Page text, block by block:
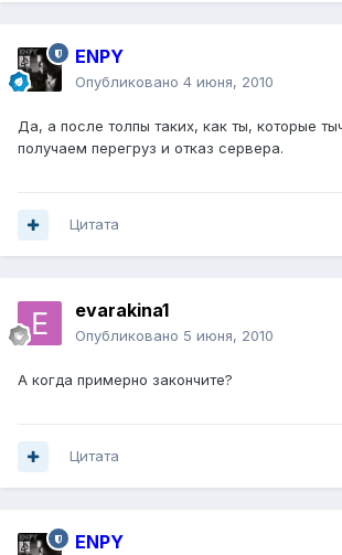
ENPY
Опубликовано 4 июня, 2010
Да, а после толпы таких, как ты, которые
получаем перегруз и отказ сервера.
Цитата
evarakina1
Опубликовано 5 июня, 2010
A когда примерно закончите?
Цитата
ENPY